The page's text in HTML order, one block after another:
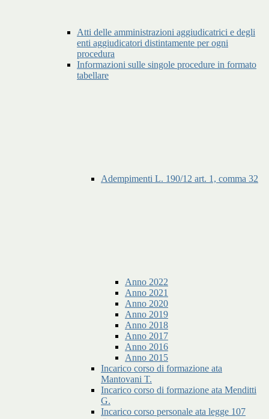
Atti delle amministrazioni aggiudicatrici e degli
enti aggiudicatori distintamente per ogni
procedura
Informazioni sulle singole procedure in formato
tabellare
Adempimenti L. 190/12 art. 1, comma 32
Anno 2022
Anno 2021
Anno 2020
Anno 2019
Anno 2018
Anno 2017
Anno 2016
Anno 2015
Incarico corso di formazione ata
Mantovani T.
Incarico corso di formazione ata Menditti
G.
Incarico corso personale ata legge 107